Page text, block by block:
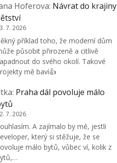
Hoferova: Návrat do krajiny
7. 2026
příklad toho, že moderní dům
působit přirozeně a citlivě
do svého okolí. Takové
mě baví👍
: Praha dál povoluje málo
7. 2026
A zajímalo by mě, jestli
který si stěžuje, že se
málo bytů, vůbec ví, kolik z